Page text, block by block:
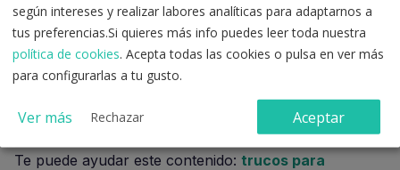
Lee con atención las coletillasdel enunciado
("excepto", "no es correcta", "siempre", "nunca").
Piensa la respuesta antes de mirar opcionespara
reducir sesgos.
Marca los enunciados en negativopara evitar
errores de lectura rápida.
Te puede ayudar este contenido: trucos para
según intereses y realizar labores analíticas para adaptarnos a
tus preferencias.Si quieres más info puedes leer toda nuestra
política de cookies. Acepta todas las cookies o pulsa en ver más
para configurarlas a tu gusto.
Ver más Rechazar Aceptar